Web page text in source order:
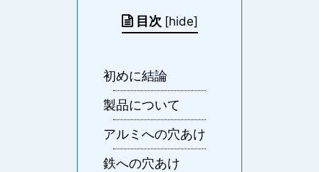
目次 [hide]
初めに結論
製品について
アルミへの穴あけ
鉄への穴あけ